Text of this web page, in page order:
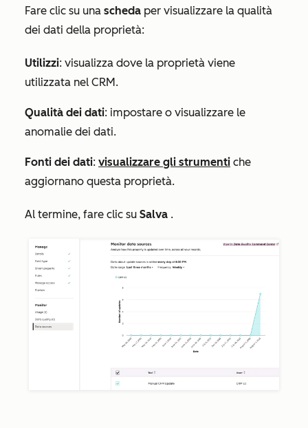
Fare clic su una scheda per visualizzare la qualità
dei dati della proprietà:
Utilizzi: visualizza dove la proprietà viene
utilizzata nel CRM.
Qualità dei dati: impostare o visualizzare le
anomalie dei dati.
Fonti dei dati: visualizzare gli strumenti che
aggiornano questa proprietà.
Al termine, fare clic su Salva .